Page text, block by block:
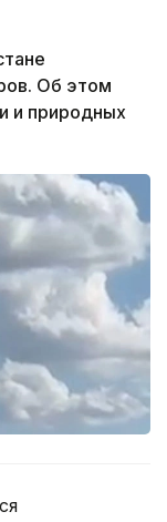
Об этом
и природных